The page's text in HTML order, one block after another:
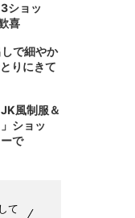
ショッ
喜
で細やか
りにきて
風制服＆
ショッ
で
て